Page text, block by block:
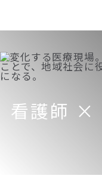
看護師 ×